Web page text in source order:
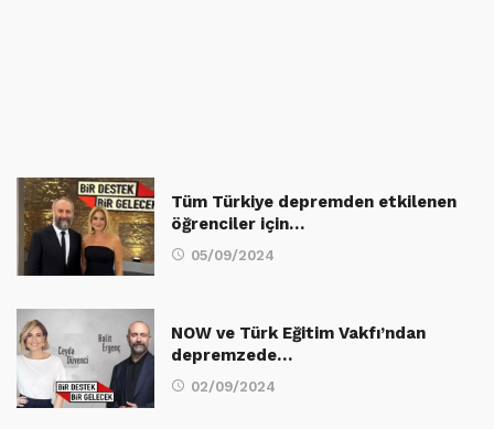
Tüm Türkiye depremden etkilenen
öğrenciler için…
05/09/2024
NOW ve Türk Eğitim Vakfı’ndan
depremzede…
02/09/2024